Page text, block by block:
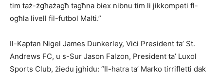
tim taż-żgħażagħ tagħna biex nibnu tim li jikkompeti fl-
ogħla livell fil-futbol Malti.”
Il-Kaptan Nigel James Dunkerley, Viċi President ta’ St.
Andrews FC, u s-Sur Jason Falzon, President ta’ Luxol
Sports Club, żiedu jgħidu: “Il-ħatra ta’ Marko tirrifletti dak